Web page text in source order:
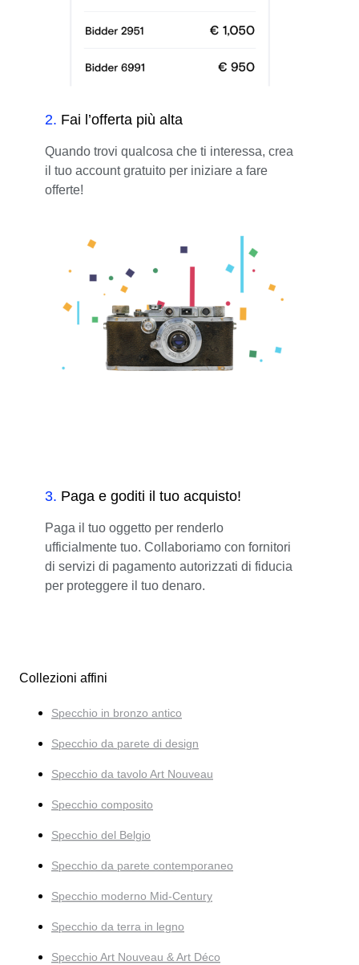
2. Fai l’offerta più alta
Quando trovi qualcosa che ti interessa, crea
il tuo account gratuito per iniziare a fare
offerte!
3. Paga e goditi il tuo acquisto!
Paga il tuo oggetto per renderlo
ufficialmente tuo. Collaboriamo con fornitori
di servizi di pagamento autorizzati di fiducia
per proteggere il tuo denaro.
Collezioni affini
Specchio in bronzo antico
Specchio da parete di design
Specchio da tavolo Art Nouveau
Specchio composito
Specchio del Belgio
Specchio da parete contemporaneo
Specchio moderno Mid-Century
Specchio da terra in legno
Specchio Art Nouveau & Art Déco